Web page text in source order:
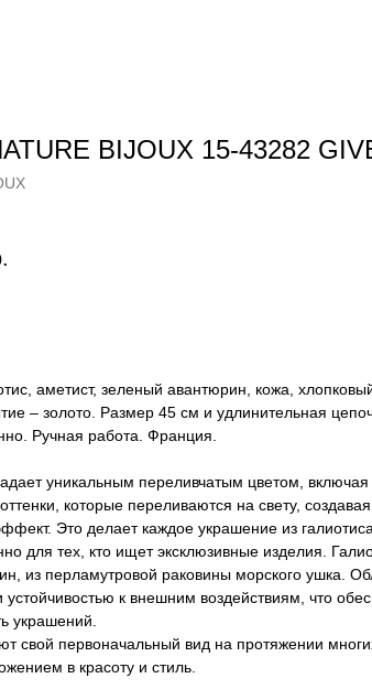
BIJOUX 15-43282
аметист, зеленый авантюрин, кожа,
– золото. Размер 45 см и удлинительная
Ручная работа. Франция.
уникальным переливчатым цветом,
которые переливаются на свету,
Это делает каждое украшение из
для тех, кто ищет эксклюзивные изделия.
из перламутровой раковины морского ушка.
устойчивостью к внешним воздействиям, что
украшений.
свой первоначальный вид на протяжении
в красоту и стиль.